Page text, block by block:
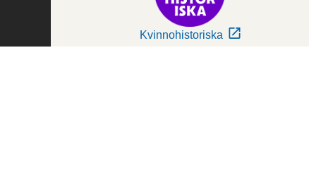
Kvinnohistoriska